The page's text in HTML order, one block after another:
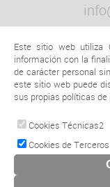
© 2026
Este sitio web utiliza
información con la
de carácter personal
este sitio web puede
sus propias políticas de
Cookies Técnicas2
Cookies de Terceros